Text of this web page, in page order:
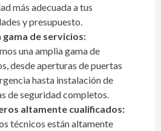
más adecuada a tus
y presupuesto.
gama de servicios:
una amplia gama de
desde aperturas de puertas
hasta instalación de
de seguridad completos.
altamente cualificados:
técnicos están altamente